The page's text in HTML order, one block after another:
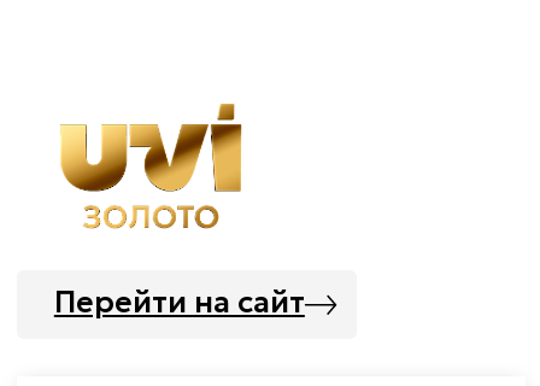
Не является офертой. В виду динамичных биржевых
котировок на драгоценные металлы цена инвестиционных
монет и слитков, указанная на сайте, не является
фиксированной и может быть изменена. Наличие
уточняйте у менеджера.